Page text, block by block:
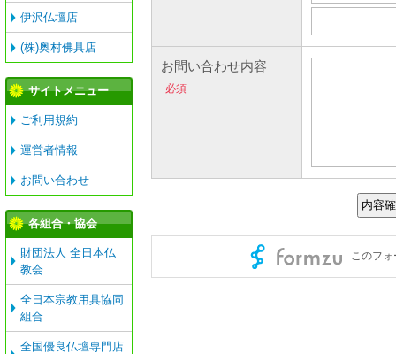
伊沢仏壇店
(株)奥村佛具店
サイトメニュー
ご利用規約
運営者情報
お問い合わせ
各組合・協会
財団法人 全日本仏
教会
全日本宗教用具協同
組合
全国優良仏壇専門店